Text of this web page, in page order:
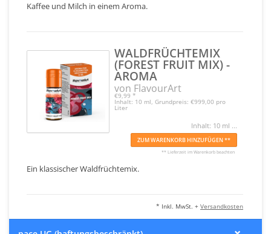
Kaffee und Milch in einem Aroma.
WALDFRÜCHTEMIX
(FOREST FRUIT MIX) -
AROMA
von FlavourArt
€9,99 *
Inhalt: 10 ml, Grundpreis: €999,00 pro
Liter
Inhalt: 10 ml ...
ZUM WARENKORB HINZUFÜGEN **
** Lieferzeit im Warenkorb beachten
Ein klassischer Waldfrüchtemix.
* Inkl. MwSt. + Versandkosten